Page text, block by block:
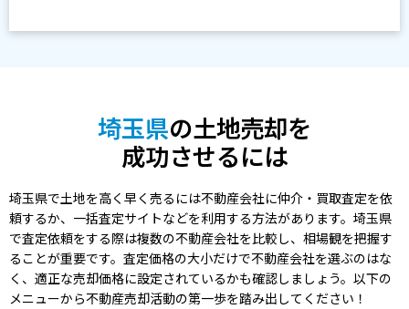
埼玉県の土地売却を
成功させるには
埼玉県で土地を高く早く売るには不動産会社に仲介・買取査定を依
頼するか、一括査定サイトなどを利用する方法があります。埼玉県
で査定依頼をする際は複数の不動産会社を比較し、相場観を把握す
ることが重要です。査定価格の大小だけで不動産会社を選ぶのはな
く、適正な売却価格に設定されているかも確認しましょう。以下の
メニューから不動産売却活動の第一歩を踏み出してください！